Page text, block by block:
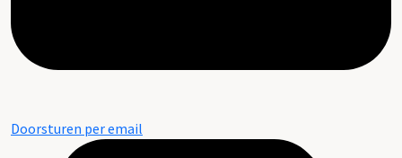
Doorsturen per email